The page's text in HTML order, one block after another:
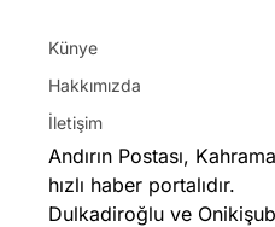
Künye
Hakkımızda
İletişim
Andırın Postası,
hızlı haber portalıdır.
Dulkadiroğlu ve